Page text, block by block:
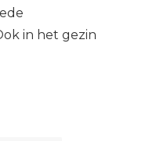
in het gezin